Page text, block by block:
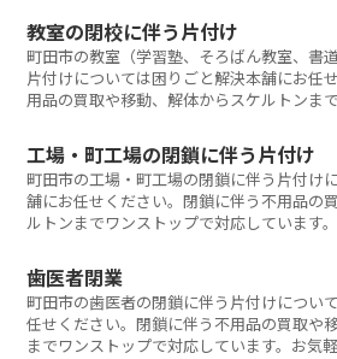
教室の閉校に伴う片付け
町田市の教室（学習塾、そろばん教室、書
片付けについては困りごと解決本舗にお任
用品の買取や移動、解体からスケルトンま
工場・町工場の閉鎖に伴う片付け
町田市の工場・町工場の閉鎖に伴う片付け
舗にお任せください。閉鎖に伴う不用品の
ルトンまでワンストップで対応しています
歯医者閉業
町田市の歯医者の閉鎖に伴う片付けについ
任せください。閉鎖に伴う不用品の買取や
までワンストップで対応しています。お気